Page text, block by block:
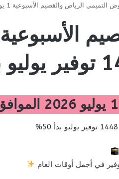
الرياض والقصيم الأسبوعية 1 يوليو 2026 الموافق 16 محرم 1448 توفير يوليو بدأ 50%
في أجمل أوقات العام